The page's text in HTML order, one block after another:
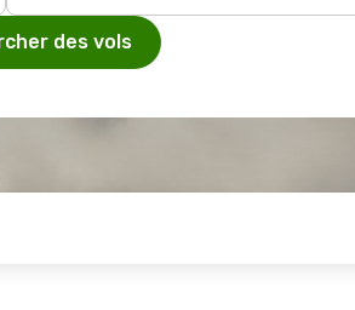
des vols